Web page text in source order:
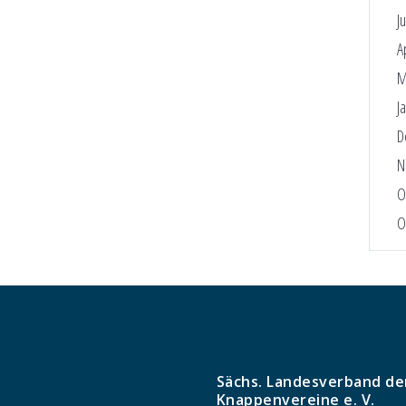
Sächs. Landesverband
Knappenvereine e. V.